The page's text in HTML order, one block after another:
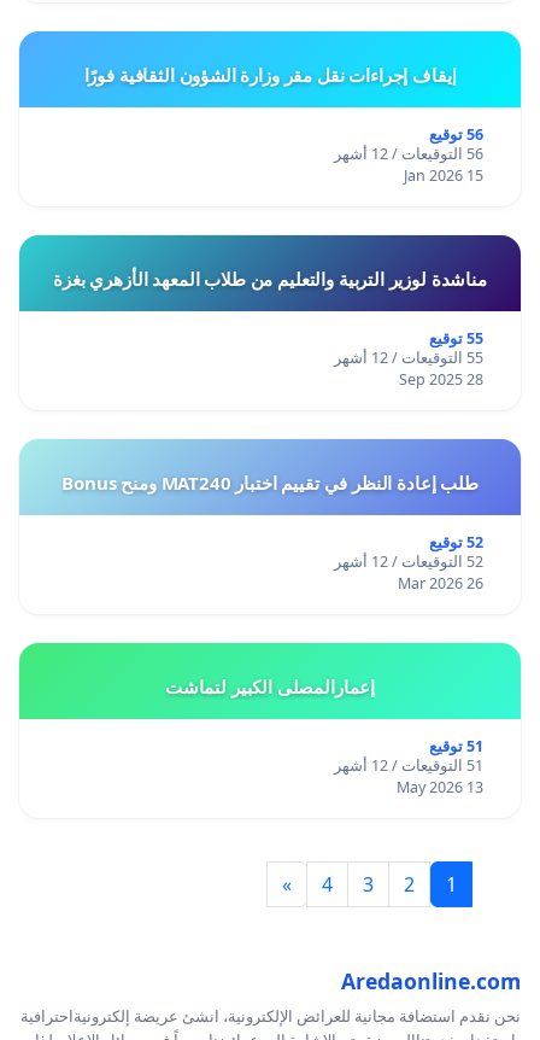
إيقاف إجراءات نقل مقر وزارة الشؤون الثقافية فورًا
56 توقيع
56 التوقيعات / 12 أشهر
15 Jan 2026
مناشدة لوزير التربية والتعليم من طلاب المعهد الأزهري بغزة
55 توقيع
55 التوقيعات / 12 أشهر
28 Sep 2025
طلب إعادة النظر في تقييم اختبار MAT240 ومنح Bonus
52 توقيع
52 التوقيعات / 12 أشهر
26 Mar 2026
إعمارالمصلى الكبير لتماشت
51 توقيع
51 التوقيعات / 12 أشهر
13 May 2026
1
2
3
4
»
Aredaonline.com
نحن نقدم استضافة مجانية للعرائض الإلكترونية، انشئ عريضة إلكترونيةاحترافية